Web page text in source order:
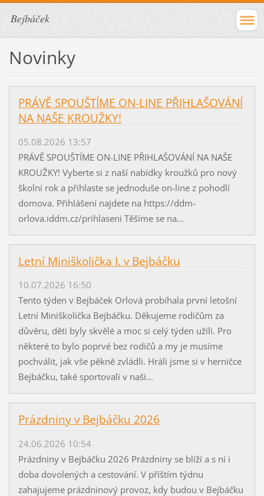
Bejbáček
Novinky
PRÁVĚ SPOUŠTÍME ON-LINE PŘIHLAŠOVÁNÍ
NA NAŠE KROUŽKY!
05.08.2026 13:57
PRÁVĚ SPOUŠTÍME ON-LINE PŘIHLAŠOVÁNÍ NA NAŠE
KROUŽKY! Vyberte si z naší nabídky kroužků pro nový
školní rok a přihlaste se jednoduše on-line z pohodlí
domova. Přihlášení najdete na https://ddm-
orlova.iddm.cz/prihlaseni Těšíme se na...
Letní Miniškolička I. v Bejbáčku
10.07.2026 16:50
Tento týden v Bejbáček Orlová probíhala první letošní
Letní Miniškolička Bejbáčku. Děkujeme rodičům za
důvěru, děti byly skvělé a moc si celý týden užili. Pro
některé to bylo poprvé bez rodičů a my je musíme
pochválit, jak vše pěkně zvládli. Hráli jsme si v herničce
Bejbáčku, také sportovali v naši...
Prázdniny v Bejbáčku 2026
24.06.2026 10:54
Prázdniny v Bejbáčku 2026 Prázdniny se blíží a s ní i
doba dovolených a cestování. V příštím týdnu
zahajujeme prázdninový provoz, kdy budou v Bejbáčku